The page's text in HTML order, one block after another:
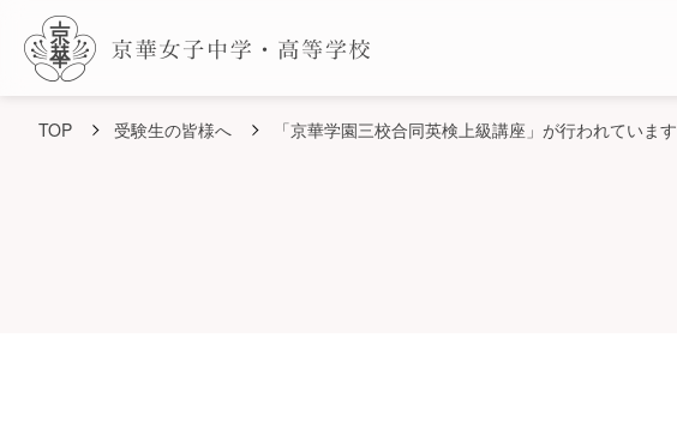
TOP 受験生の皆様へ 「京華学園三校合同英検上級講座」が行われています